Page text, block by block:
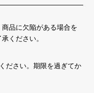
品に欠陥がある場合を
ください。
ださい。期限を過ぎてか